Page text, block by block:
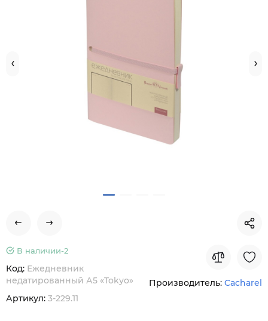
В наличии-2
Код: Ежедневник
недатированный А5 «Tokyo»
Артикул: 3-229.11
Производитель: Cacharel